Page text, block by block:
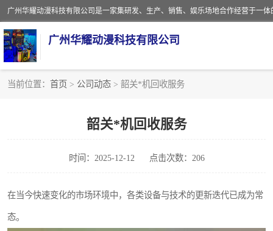
广州华耀动漫科技有限公司
当前位置： 首页 > 公司动态 > 韶关*机回收服务
韶关*机回收服务
时间：2025-12-12 点击次数：206
在当今快速变化的市场环境中，各类设备与技术的更新迭代已成为常
态。
游戏厅回收